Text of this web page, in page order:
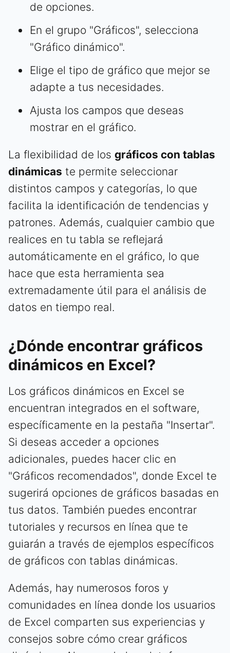
de opciones.
En el grupo "Gráficos", selecciona
"Gráfico dinámico".
Elige el tipo de gráfico que mejor se
adapte a tus necesidades.
Ajusta los campos que deseas
mostrar en el gráfico.
La flexibilidad de los gráficos con tablas
dinámicas te permite seleccionar
distintos campos y categorías, lo que
facilita la identificación de tendencias y
patrones. Además, cualquier cambio que
realices en tu tabla se reflejará
automáticamente en el gráfico, lo que
hace que esta herramienta sea
extremadamente útil para el análisis de
datos en tiempo real.
¿Dónde encontrar gráficos
dinámicos en Excel?
Los gráficos dinámicos en Excel se
encuentran integrados en el software,
específicamente en la pestaña "Insertar".
Si deseas acceder a opciones
adicionales, puedes hacer clic en
"Gráficos recomendados", donde Excel te
sugerirá opciones de gráficos basadas en
tus datos. También puedes encontrar
tutoriales y recursos en línea que te
guiarán a través de ejemplos específicos
de gráficos con tablas dinámicas.
Además, hay numerosos foros y
comunidades en línea donde los usuarios
de Excel comparten sus experiencias y
consejos sobre cómo crear gráficos